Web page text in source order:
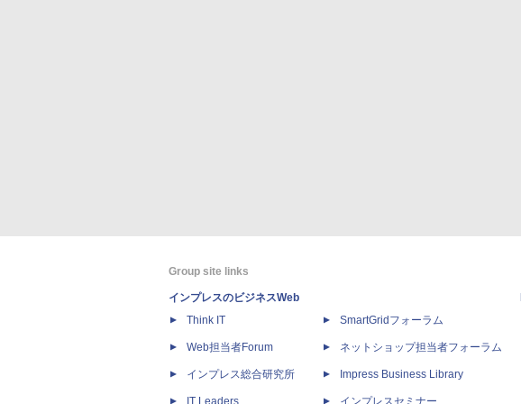
Group site links
インプレスのビジネスWeb
Think IT
Web担当者Forum
インプレス総合研究所
IT Leaders
SmartGridフォーラム
ネットショップ担当者フォーラム
Impress Business Library
インプレスセミナー